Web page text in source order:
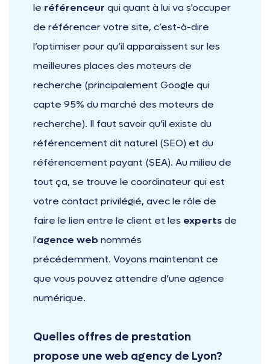
le référenceur qui quant à lui va s'occuper
de référencer votre site, c’est-à-dire
l’optimiser pour qu’il apparaissent sur les
meilleures places des moteurs de
recherche (principalement Google qui
capte 95% du marché des moteurs de
recherche). Il faut savoir qu’il existe du
référencement dit naturel (SEO) et du
référencement payant (SEA). Au milieu de
tout ça, se trouve le coordinateur qui est
votre contact privilégié, avec le rôle de
faire le lien entre le client et les expertsde
l'agence web nommés
précédemment. Voyons maintenant ce
que vous pouvez attendre d’une agence
numérique.
Quelles offres de prestation
propose une web agency de Lyon?